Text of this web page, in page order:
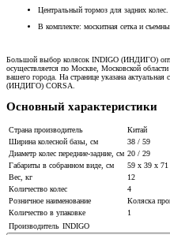
Центральный тормоз для задних колес.
В комплекте: москитная сетка и
Большой выбор колясок INDIGO (ИНДИГО)
осуществляется по Москве, Московской
вашего города. На странице указана
(ИНДИГО) CORSA.
Основный характеристики
Страна производитель
Китай
Ширина колесной базы, см
38 / 59
Диаметр колес передние-задние, см 20 / 29
Габариты в собранном виде, см
59 x 39 x 71
Вес, кг
12
Количество колес
4
Розничное наименование
Коляска
Количество в упаковке
1
Производитель INDIGO